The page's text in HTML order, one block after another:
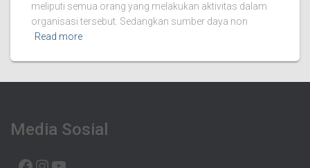
meliputi semua orang yang melakukan aktivitas dalam
organisasi tersebut. Sedangkan sumber daya non
Read more
Media Sosial
FACEBOOK INSTAGRAM